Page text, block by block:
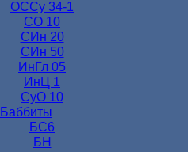
ОССу 34-1
СО 10
СИн 20
СИн 50
ИнГл 05
ИнЦ 1
СуО 10
Баббиты
БС6
БН